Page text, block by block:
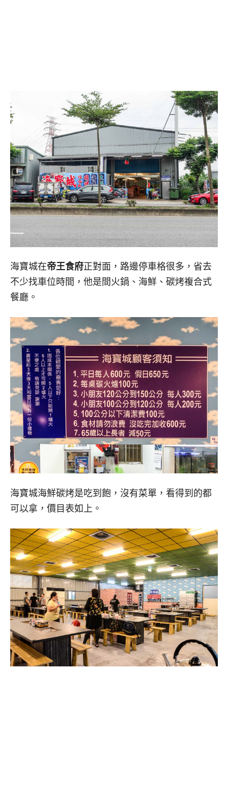
海寶城在帝王食府正對面，路邊停車格很多，省去
不少找車位時間，他是間火鍋、海鮮、碳烤複合式
餐廳。
海寶城海鮮碳烤是吃到飽，沒有菜單，看得到的都
可以拿，價目表如上。